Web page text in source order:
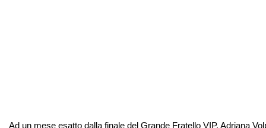
Ad un mese esatto dalla finale del Grande Fratello VIP, Adriana